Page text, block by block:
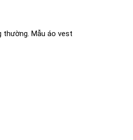
thường. Mẫu áo vest